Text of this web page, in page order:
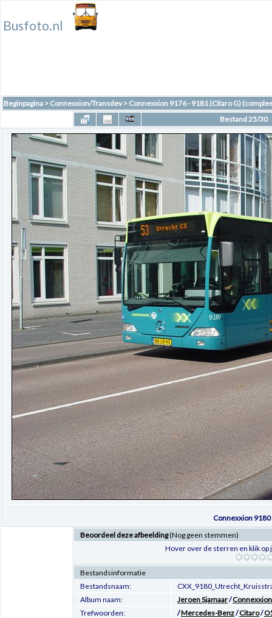
Busfoto.nl
Beginpagina > Connexxion/Transdev> Connexxion 9176 - 9181 (Citaro G)
Bestand 25/30
Connexxion
Beoordeel deze afbeelding(Nog geen stemmen)
Hover over de sterren en klik
Bestandsinformatie
Bestandsnaam:
Album naam:
Jeroen Sjamaar/
Trefwoorden:
/Mercedes-Benz/Citaro/